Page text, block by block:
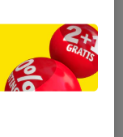
je nadelen